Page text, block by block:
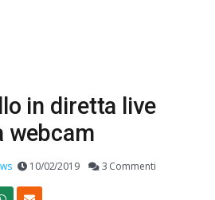
in diretta live
webcam
10/02/2019 3 Commenti